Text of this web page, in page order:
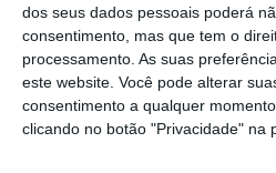
dos seus dados pessoais poderá
consentimento, mas que tem o
processamento. As suas
este website. Você pode alterar
consentimento a qualquer
clicando no botão "Privacidade" na
No último
dívida a 10